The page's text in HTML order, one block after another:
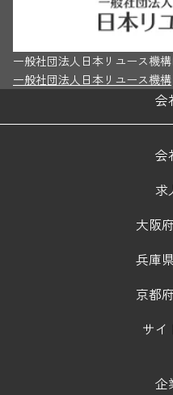
一般社団法人日本リユース機構
一般社団法人日本リユース機構
会
会
求
大阪
兵庫
京都
サイ
企